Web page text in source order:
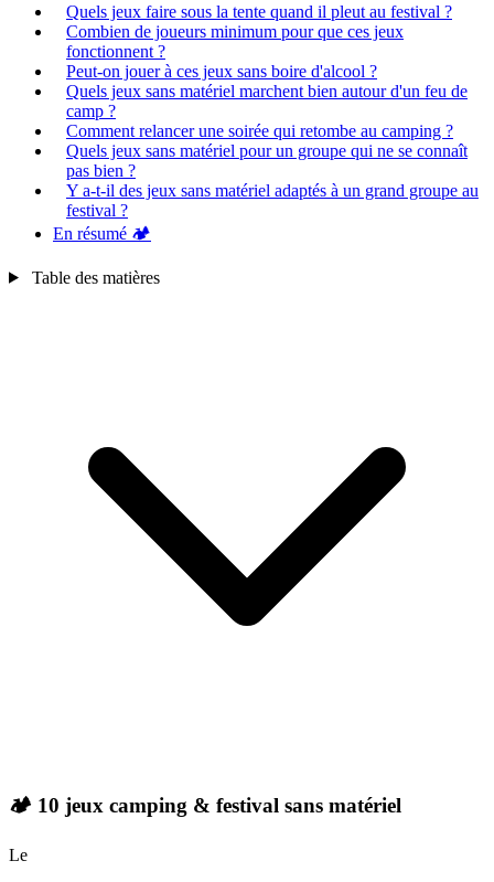
Quels jeux faire sous la tente quand il pleut au festival ?
Combien de joueurs minimum pour que ces jeux
fonctionnent ?
Peut-on jouer à ces jeux sans boire d'alcool ?
Quels jeux sans matériel marchent bien autour d'un feu de
camp ?
Comment relancer une soirée qui retombe au camping ?
Quels jeux sans matériel pour un groupe qui ne se connaît
pas bien ?
Y a-t-il des jeux sans matériel adaptés à un grand groupe au
festival ?
En résumé 🏕️
Table des matières
🏕️ 10 jeux camping & festival sans matériel
Le